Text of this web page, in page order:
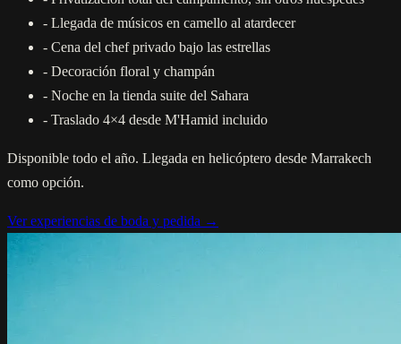
- Llegada de músicos en camello al atardecer
- Cena del chef privado bajo las estrellas
- Decoración floral y champán
- Noche en la tienda suite del Sahara
- Traslado 4×4 desde M'Hamid incluido
Disponible todo el año. Llegada en helicóptero desde Marrakech
como opción.
Ver experiencias de boda y pedida →